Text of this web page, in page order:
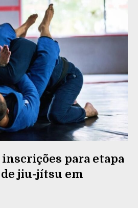
inscrições para etapa
jiu-jítsu em